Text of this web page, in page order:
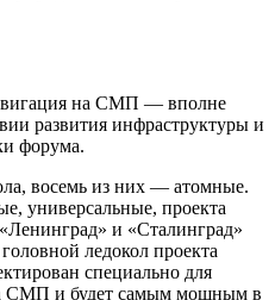
на СМП — вполне
развития инфраструктуры и
форума.
восемь из них — атомные.
универсальные, проекта
и «Сталинград»
ледокол проекта
специально для
СМП и будет самым мощным в